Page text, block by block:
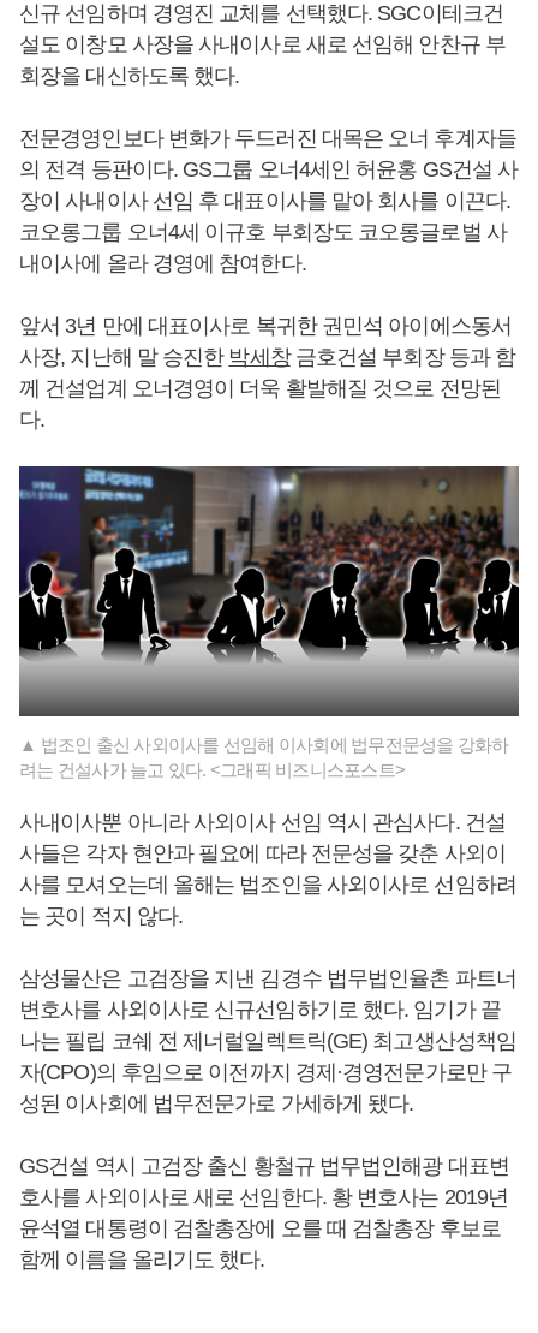
신규 선임하며 경영진 교체를 선택했다. SGC이테크건
설도 이창모 사장을 사내이사로 새로 선임해 안찬규 부
회장을 대신하도록 했다.
전문경영인보다 변화가 두드러진 대목은 오너 후계자들
의 전격 등판이다. GS그룹 오너4세인 허윤홍 GS건설 사
장이 사내이사 선임 후 대표이사를 맡아 회사를 이끈다.
코오롱그룹 오너4세 이규호 부회장도 코오롱글로벌 사
내이사에 올라 경영에 참여한다.
앞서 3년 만에 대표이사로 복귀한 권민석 아이에스동서
사장, 지난해 말 승진한 박세창금호건설 부회장 등과 함
께 건설업계 오너경영이 더욱 활발해질 것으로 전망된
다.
▲ 법조인 출신 사외이사를 선임해 이사회에 법무전문성을 강화하
려는 건설사가 늘고 있다. <그래픽 비즈니스포스트>
사내이사뿐 아니라 사외이사 선임 역시 관심사다. 건설
사들은 각자 현안과 필요에 따라 전문성을 갖춘 사외이
사를 모셔오는데 올해는 법조인을 사외이사로 선임하려
는 곳이 적지 않다.
삼성물산은 고검장을 지낸 김경수 법무법인율촌 파트너
변호사를 사외이사로 신규선임하기로 했다. 임기가 끝
나는 필립 코쉐 전 제너럴일렉트릭(GE) 최고생산성책임
자(CPO)의 후임으로 이전까지 경제·경영전문가로만 구
성된 이사회에 법무전문가로 가세하게 됐다.
GS건설 역시 고검장 출신 황철규 법무법인해광 대표변
호사를 사외이사로 새로 선임한다. 황 변호사는 2019년
윤석열 대통령이 검찰총장에 오를 때 검찰총장 후보로
함께 이름을 올리기도 했다.